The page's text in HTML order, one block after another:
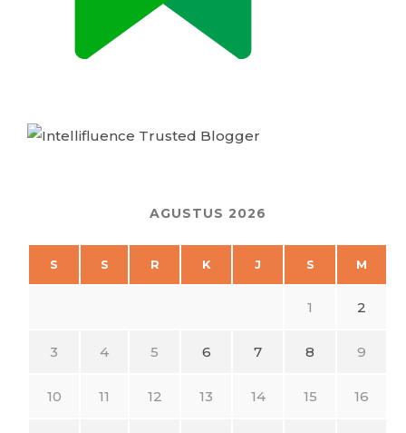
AGUSTUS 2026
S S R K J S M
1 2
3 4 5 6 7 8 9
10 11 12 13 14 15 16